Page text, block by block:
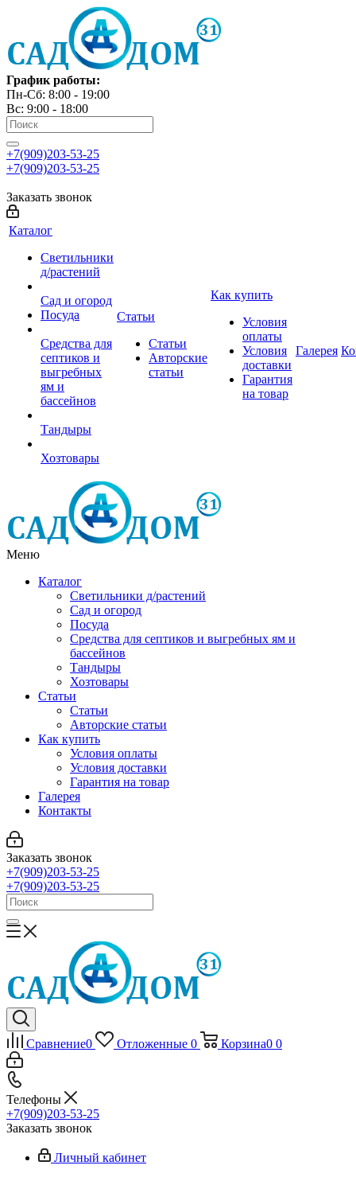
График работы:
Пн-Сб: 8:00 - 19:00
Вс: 9:00 - 18:00
+7(909)203-53-25
+7(909)203-53-25
Заказать звонок
Каталог
Светильники
д/растений
Сад и огород
Посуда
Средства для
септиков и
выгребных
ям и
бассейнов
Тандыры
Хозтовары
Статьи
Статьи
Авторские
статьи
Как купить
Условия
оплаты
Условия
доставки
Гарантия
на товар
Галерея
Меню
Каталог
Светильники д/растений
Сад и огород
Посуда
Средства для септиков и выгребных ям и
бассейнов
Тандыры
Хозтовары
Статьи
Статьи
Авторские статьи
Как купить
Условия оплаты
Условия доставки
Гарантия на товар
Галерея
Контакты
Заказать звонок
+7(909)203-53-25
+7(909)203-53-25
Сравнение0 Отложенные 0 Корзина0 0
Телефоны
+7(909)203-53-25
Заказать звонок
Личный кабинет